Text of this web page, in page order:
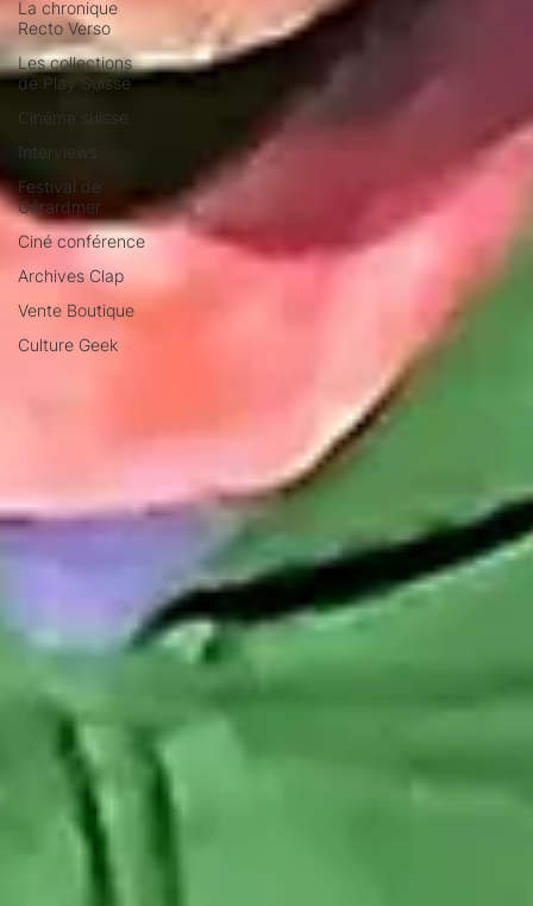
La chronique
Recto Verso
Les collections
de Play Suisse
Cinéma suisse
Interviews
Festival de
Gérardmer
Ciné conférence
Archives Clap
Vente Boutique
Culture Geek